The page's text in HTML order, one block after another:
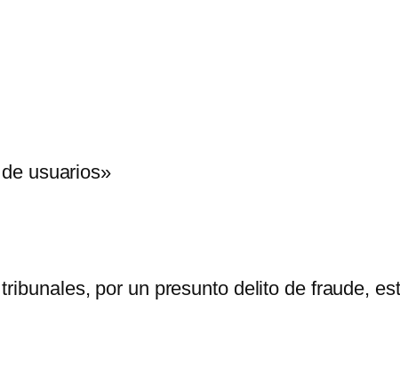
usuarios»
por un presunto delito de fraude,